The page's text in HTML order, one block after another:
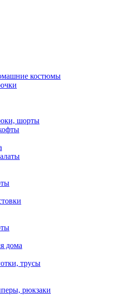
костюмы
шорты
дома
трусы
рюкзаки